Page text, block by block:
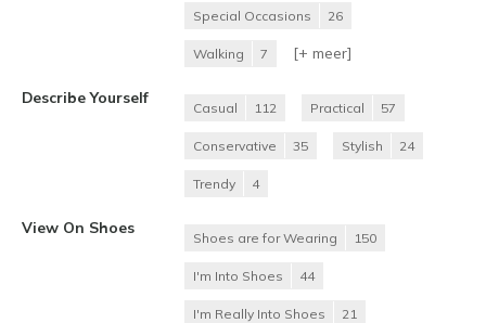
Special Occasions 26
Walking 7 [+ meer]
Describe Yourself
Casual 112 Practical 57
Conservative 35 Stylish 24
Trendy 4
View On Shoes
Shoes are for Wearing 150
I'm Into Shoes 44
I'm Really Into Shoes 21